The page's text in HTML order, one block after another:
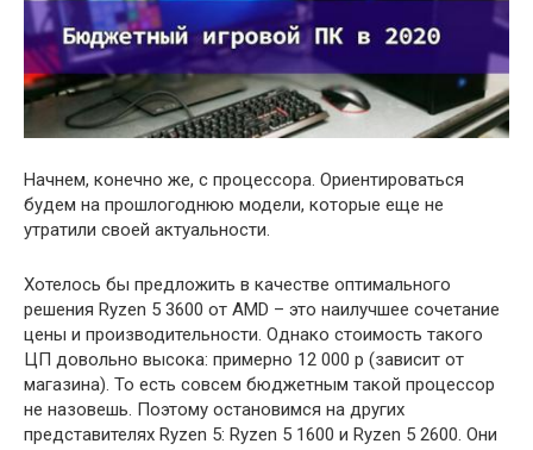
Начнем, конечно же, с процессора. Ориентироваться
будем на прошлогоднюю модели, которые еще не
утратили своей актуальности.
Хотелось бы предложить в качестве оптимального
решения Ryzen 5 3600 от AMD – это наилучшее сочетание
цены и производительности. Однако стоимость такого
ЦП довольно высока: примерно 12 000 р (зависит от
магазина). То есть совсем бюджетным такой процессор
не назовешь. Поэтому остановимся на других
представителях Ryzen 5: Ryzen 5 1600 и Ryzen 5 2600. Они